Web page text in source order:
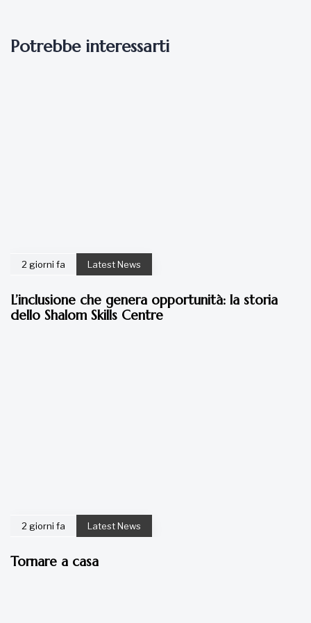
Potrebbe interessarti
2 giorni fa Latest News
L’inclusione che genera opportunità: la storia
dello Shalom Skills Centre
2 giorni fa Latest News
Tornare a casa